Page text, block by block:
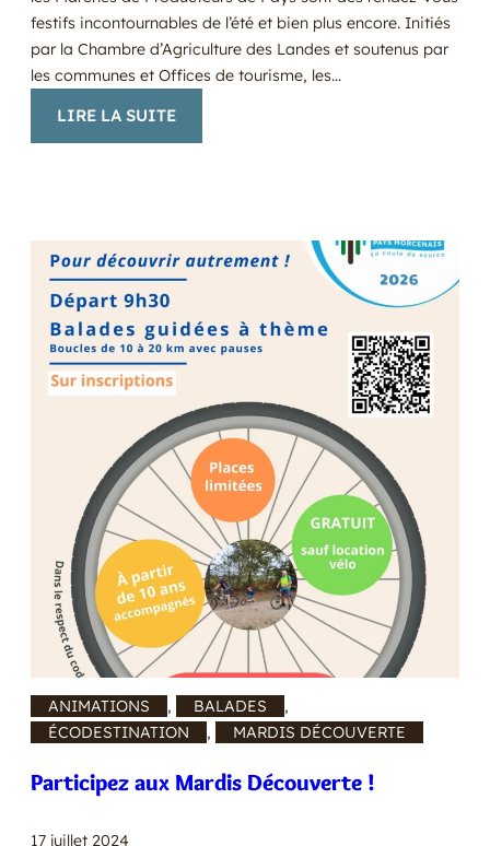
festifs incontournables de l’été et bien plus encore. Initiés
par la Chambre d’Agriculture des Landes et soutenus par
les communes et Offices de tourisme, les…
LIRE LA SUITE:
LES
DE
PAYS
ANIMATIONS , BALADES
ÉCODESTINATION
, MARDIS DÉCOUVERTE
Participez aux Mardis Découverte !
17 juillet 2024